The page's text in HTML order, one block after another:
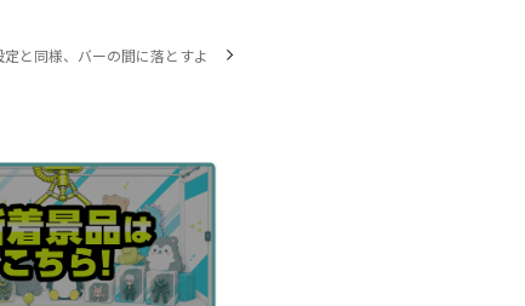
と同様、バーの間に落とすよ